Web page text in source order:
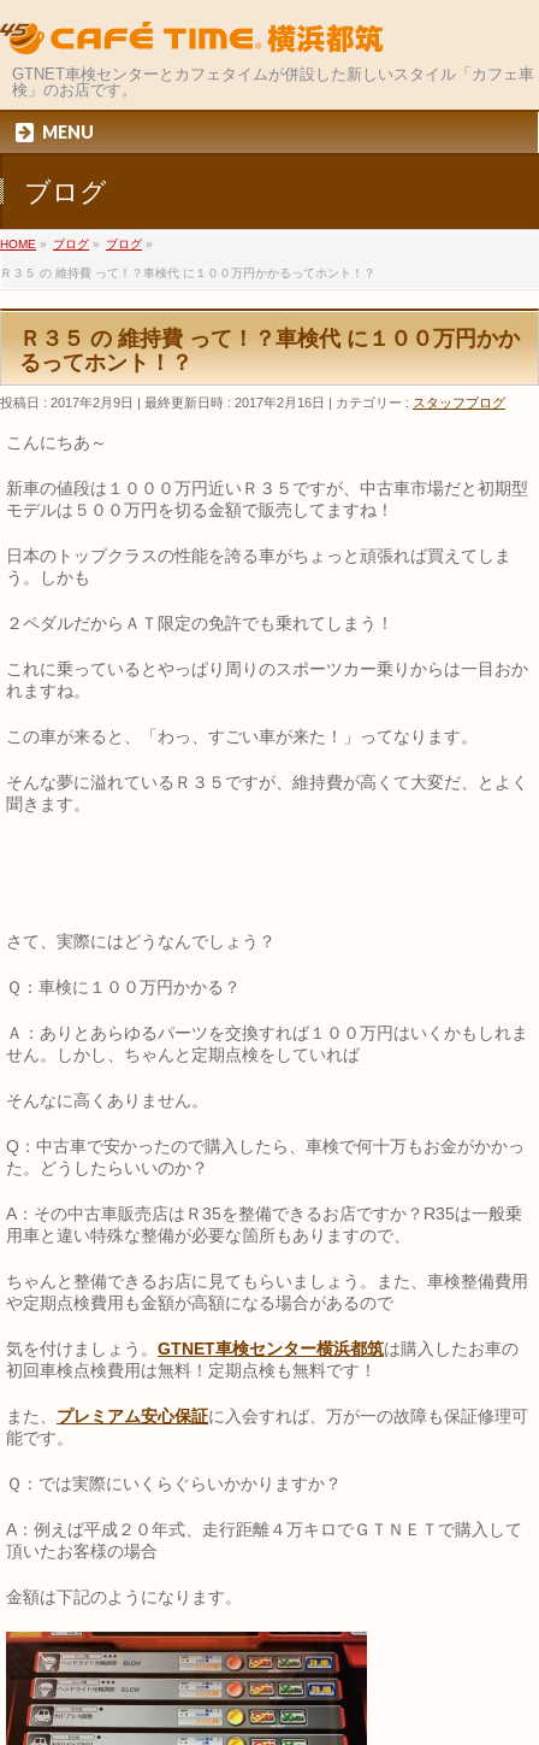
GTNET車検センターとカフェタイムが併設した新しいスタイル「カフェ車
検」のお店です。
MENU
ブログ
HOME » ブログ » ブログ »
Ｒ３５ の 維持費 って！？車検代 に１００万円かかるってホント！？
Ｒ３５ の 維持費 って！？車検代 に１００万円かか
るってホント！？
投稿日 : 2017年2月9日 最終更新日時 : 2017年2月16日 カテゴリー : スタッフブログ
こんにちあ～
新車の値段は１０００万円近いＲ３５ですが、中古車市場だと初期型
モデルは５００万円を切る金額で販売してますね！
日本のトップクラスの性能を誇る車がちょっと頑張れば買えてしま
う。しかも
２ペダルだからＡＴ限定の免許でも乗れてしまう！
これに乗っているとやっぱり周りのスポーツカー乗りからは一目おか
れますね。
この車が来ると、「わっ、すごい車が来た！」ってなります。
そんな夢に溢れているＲ３５ですが、維持費が高くて大変だ、とよく
聞きます。
さて、実際にはどうなんでしょう？
Ｑ：車検に１００万円かかる？
Ａ：ありとあらゆるパーツを交換すれば１００万円はいくかもしれま
せん。しかし、ちゃんと定期点検をしていれば
そんなに高くありません。
Q：中古車で安かったので購入したら、車検で何十万もお金がかかっ
た。どうしたらいいのか？
A：その中古車販売店はＲ35を整備できるお店ですか？R35は一般乗
用車と違い特殊な整備が必要な箇所もありますので、
ちゃんと整備できるお店に見てもらいましょう。また、車検整備費用
や定期点検費用も金額が高額になる場合があるので
気を付けましょう。 GTNET車検センター横浜都筑は購入したお車の
初回車検点検費用は無料！定期点検も無料です！
また、 プレミアム安心保証に入会すれば、万が一の故障も保証修理可
能です。
Ｑ：では実際にいくらぐらいかかりますか？
A：例えば平成２０年式、走行距離４万キロでＧＴＮＥＴで購入して
頂いたお客様の場合
金額は下記のようになります。